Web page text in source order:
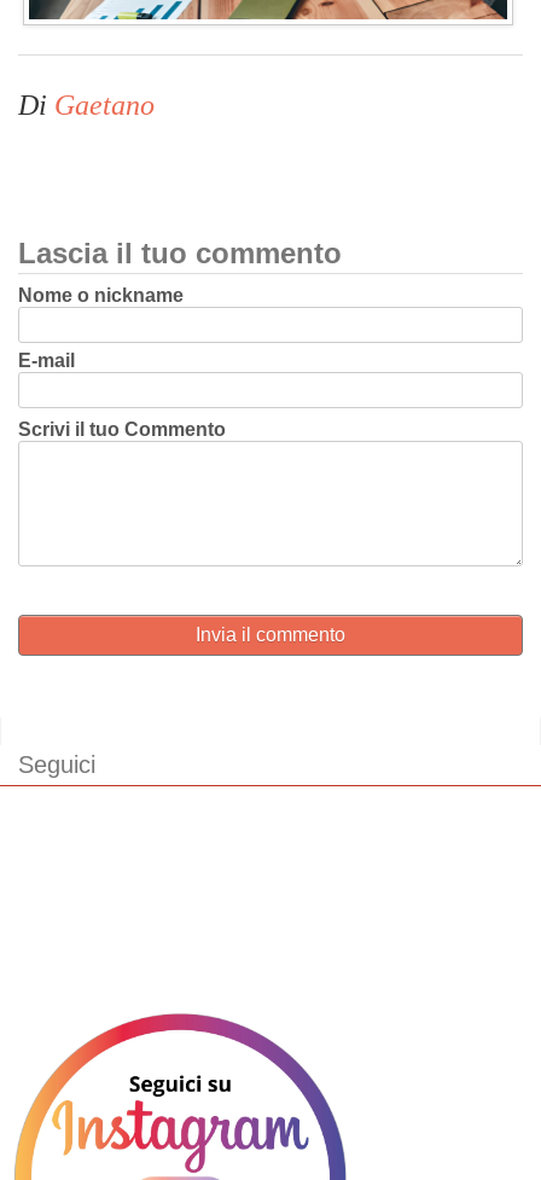
Di Gaetano
Lascia il tuo commento
Nome o nickname
E-mail
Scrivi il tuo Commento
Invia il commento
Seguici